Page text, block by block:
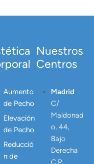
Aumento
de Pecho
Elevación
de Pecho
Reducció
n de
Nuestros
Centros
Madrid
C/
Maldonad
o, 44,
Bajo
Derecha
C.P.